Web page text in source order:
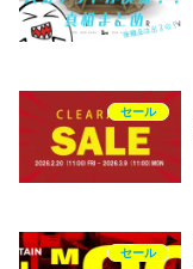
セール
セール